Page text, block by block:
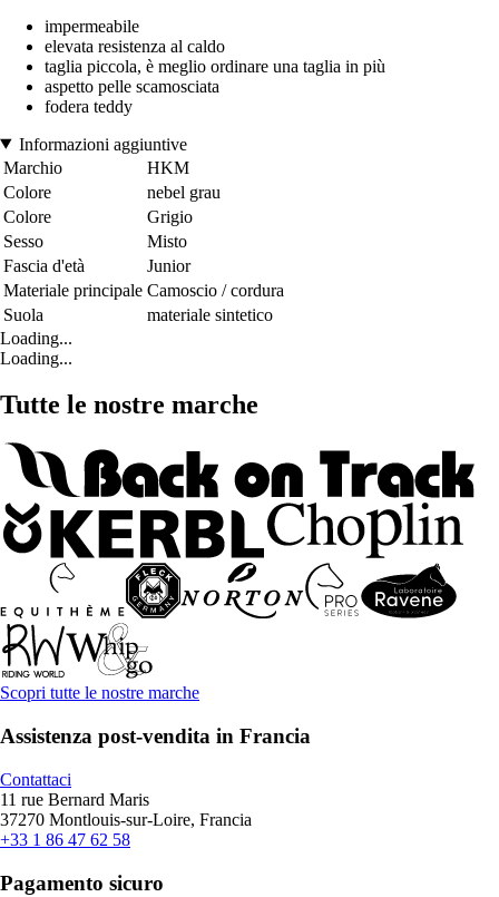
impermeabile
elevata resistenza al caldo
taglia piccola, è meglio ordinare una taglia in più
aspetto pelle scamosciata
fodera teddy
Informazioni aggiuntive
Marchio
HKM
Colore
nebel grau
Colore
Grigio
Sesso
Misto
Fascia d'età
Junior
Materiale principale Camoscio / cordura
Suola
materiale sintetico
Loading...
Loading...
Tutte le nostre marche
Scopri tutte le nostre marche
Assistenza post-vendita in Francia
Contattaci
11 rue Bernard Maris
37270 Montlouis-sur-Loire, Francia
+33 1 86 47 62 58
Pagamento sicuro